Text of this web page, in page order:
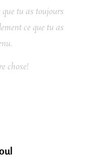
tu as toujours
ce que tu as
chose!